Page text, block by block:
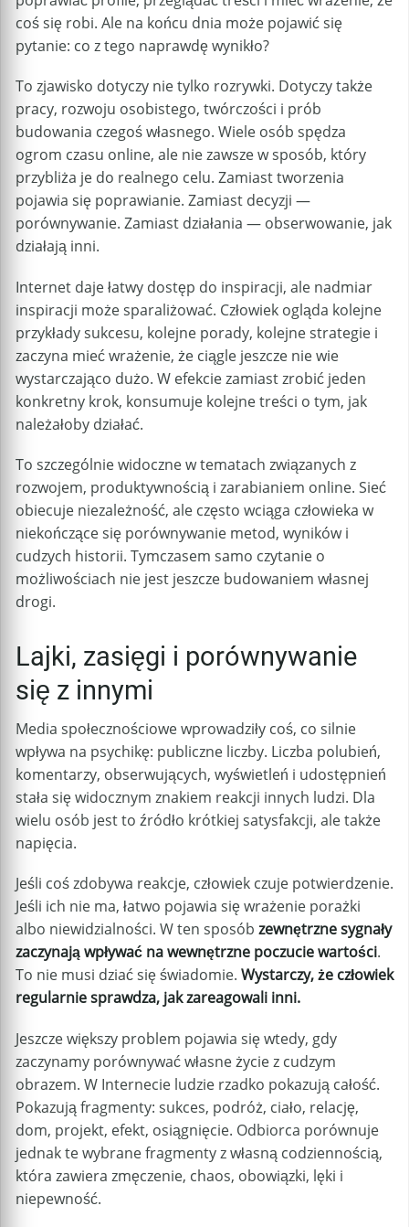
coś się robi. Ale na końcu dnia może pojawić się
pytanie: co z tego naprawdę wynikło?
To zjawisko dotyczy nie tylko rozrywki. Dotyczy także
pracy, rozwoju osobistego, twórczości i prób
budowania czegoś własnego. Wiele osób spędza
ogrom czasu online, ale nie zawsze w sposób, który
przybliża je do realnego celu. Zamiast tworzenia
pojawia się poprawianie. Zamiast decyzji —
porównywanie. Zamiast działania — obserwowanie, jak
działają inni.
Internet daje łatwy dostęp do inspiracji, ale nadmiar
inspiracji może sparaliżować. Człowiek ogląda kolejne
przykłady sukcesu, kolejne porady, kolejne strategie i
zaczyna mieć wrażenie, że ciągle jeszcze nie wie
wystarczająco dużo. W efekcie zamiast zrobić jeden
konkretny krok, konsumuje kolejne treści o tym, jak
należałoby działać.
To szczególnie widoczne w tematach związanych z
rozwojem, produktywnością i zarabianiem online. Sieć
obiecuje niezależność, ale często wciąga człowieka w
niekończące się porównywanie metod, wyników i
cudzych historii. Tymczasem samo czytanie o
możliwościach nie jest jeszcze budowaniem własnej
drogi.
Lajki, zasięgi i porównywanie
się z innymi
Media społecznościowe wprowadziły coś, co silnie
wpływa na psychikę: publiczne liczby. Liczba polubień,
komentarzy, obserwujących, wyświetleń i udostępnień
stała się widocznym znakiem reakcji innych ludzi. Dla
wielu osób jest to źródło krótkiej satysfakcji, ale także
napięcia.
Jeśli coś zdobywa reakcje, człowiek czuje potwierdzenie.
Jeśli ich nie ma, łatwo pojawia się wrażenie porażki
albo niewidzialności. W ten sposób zewnętrzne sygnały
zaczynają wpływać na wewnętrzne poczucie wartości.
To nie musi dziać się świadomie. Wystarczy, że człowiek
regularnie sprawdza, jak zareagowali inni.
Jeszcze większy problem pojawia się wtedy, gdy
zaczynamy porównywać własne życie z cudzym
obrazem. W Internecie ludzie rzadko pokazują całość.
Pokazują fragmenty: sukces, podróż, ciało, relację,
dom, projekt, efekt, osiągnięcie. Odbiorca porównuje
jednak te wybrane fragmenty z własną codziennością,
która zawiera zmęczenie, chaos, obowiązki, lęki i
niepewność.